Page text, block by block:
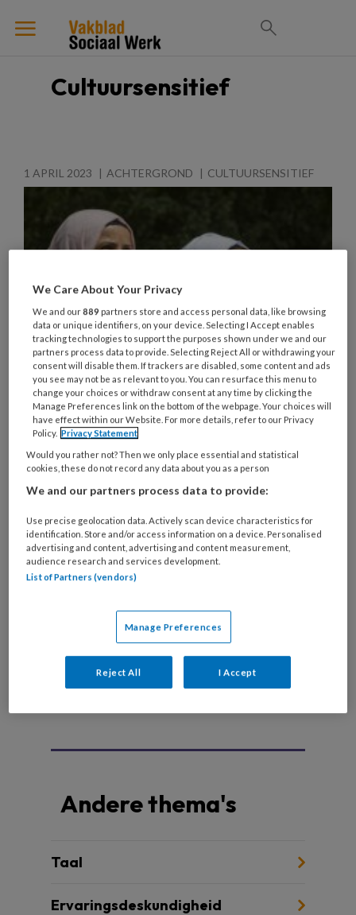
Cultuursensitief
1 APRIL 2023 ACHTERGROND CULTUURSENSITIEF
Van energie naar veerkracht.
Integratie van vluchtelingen
Voor vluchtelingen is een goed verloop van de
eerste jaren na de vlucht doorslaggevend voor
hun latere integratie. Maatschappelijke condities
zijn daarbij belangrijker dan individuele
competenties. Om beleid te laten aansluiten bij
wat mensen nodig hebben, zijn er verbinders
werkers kunnen die rol op zich nemen door hun
kennis in te zetten én responsief te zijn, aldus
Halleh Ghorashi.
Andere thema's
Taal
Ervaringsdeskundigheid
We Care About Your Privacy
We and our889 partners store and access personal data, like browsing
data or unique identifiers, on your device. Selecting I Accept enables
tracking technologies to support the purposes shown under we and our
partners process data to provide. Selecting Reject All or withdrawing your
consent will disable them. If trackers are disabled, some content and ads
you see may not be as relevant to you. You can resurface this menu to
change your choices or withdraw consent at any time by clicking the
Manage Preferences link on the bottom of the webpage. Your choices will
have effect within our Website. For more details, refer to our Privacy
Policy. Privacy Statement
Would you rather not? Then we only place essential and statistical
cookies, these do not record any data about you as a person
We and our partners process data to provide:
Use precise geolocation data. Actively scan device characteristics for
identification. Store and/or access information on a device. Personalised
advertising and content, advertising and content measurement,
audience research and services development.
List of Partners (vendors)
Manage Preferences
Reject All I Accept